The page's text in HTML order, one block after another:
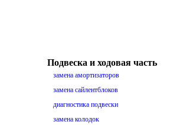
Подвеска и ходовая часть
замена амортизаторов
замена сайлентблоков
диагностика подвески
замена колодок